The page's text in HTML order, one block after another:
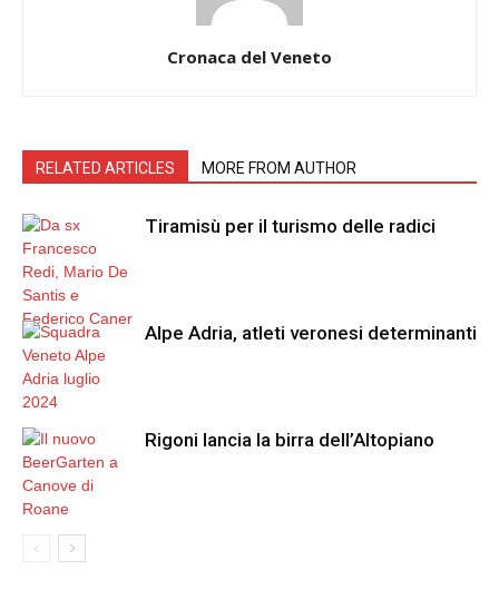
Cronaca del Veneto
RELATED ARTICLES MORE FROM AUTHOR
Tiramisù per il turismo delle radici
Alpe Adria, atleti veronesi determinanti
Rigoni lancia la birra dell’Altopiano